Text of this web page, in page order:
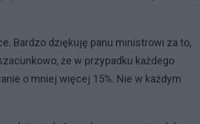
Bardzo dziękuję panu ministrowi za to,
że w przypadku każdego
o mniej więcej 15%. Nie w każdym